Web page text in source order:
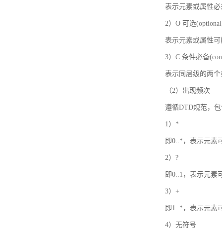
表示元素或属性
2）O 可选
表示元素或属性
3）C 条件必备
表示同层级的两
（2）出现频次
遵循DTD规范，
1）*
即0..*，表示元素
2）?
即0..1，表示元素
3）+
即1..*，表示元素
4）无符号